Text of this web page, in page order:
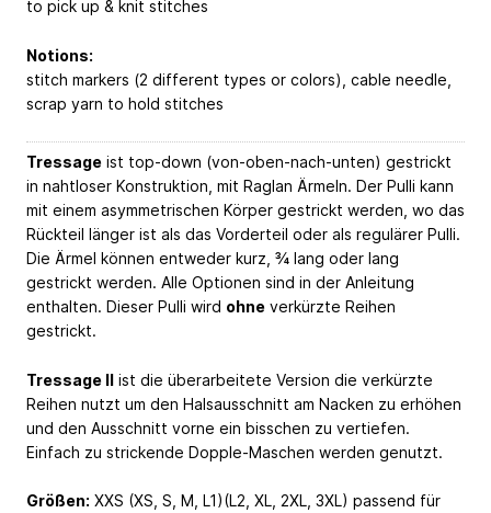
to pick up & knit stitches
Notions:
stitch markers (2 different types or colors), cable needle,
scrap yarn to hold stitches
Tressage ist top-down (von-oben-nach-unten) gestrickt
in nahtloser Konstruktion, mit Raglan Ärmeln. Der Pulli kann
mit einem asymmetrischen Körper gestrickt werden, wo das
Rückteil länger ist als das Vorderteil oder als regulärer Pulli.
Die Ärmel können entweder kurz, ¾ lang oder lang
gestrickt werden. Alle Optionen sind in der Anleitung
enthalten. Dieser Pulli wird ohne verkürzte Reihen
gestrickt.
Tressage II ist die überarbeitete Version die verkürzte
Reihen nutzt um den Halsausschnitt am Nacken zu erhöhen
und den Ausschnitt vorne ein bisschen zu vertiefen.
Einfach zu strickende Dopple-Maschen werden genutzt.
Größen: XXS (XS, S, M, L1)(L2, XL, 2XL, 3XL) passend für